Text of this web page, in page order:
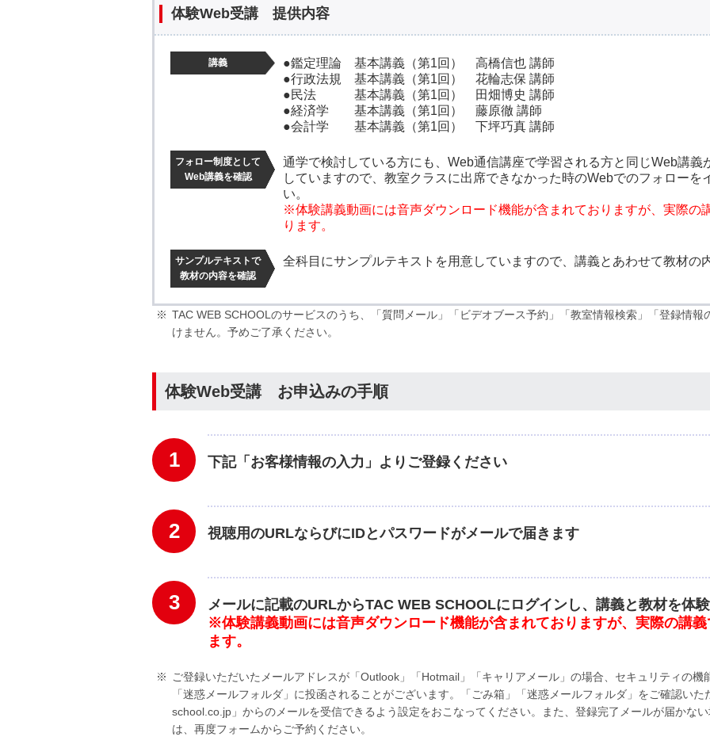
体験Web受講 提供内容
講義
●鑑定理論 基本講義（第1回） 高橋信也 講師
●行政法規 基本講義（第1回） 花輪志保 講師
●民法 基本講義（第1回） 田畑博史 講師
●経済学 基本講義（第1回） 藤原徹 講師
●会計学 基本講義（第1回） 下坪巧真 講師
フォロー制度として
Web講義を確認
通学で検討している方にも、Web通信講座で学習される方と同じWeb講義
していますので、教室クラスに出席できなかった時のWebでのフォローを
い。
※体験講義動画には音声ダウンロード機能が含まれておりますが、実際の
ります。
サンプルテキストで
教材の内容を確認
全科目にサンプルテキストを用意していますので、講義とあわせて教材の
TAC WEB SCHOOLのサービスのうち、「質問メール」「ビデオブース予約」「教室情報検索」「登録情
けません。予めご了承ください。
体験Web受講 お申込みの手順
1 下記「お客様情報の入力」よりご登録ください
2 視聴用のURLならびにIDとパスワードがメールで届きます
3
メールに記載のURLからTAC WEB SCHOOLにログインし、講義と教材を体
※体験講義動画には音声ダウンロード機能が含まれておりますが、実際の講
ます。
ご登録いただいたメールアドレスが「Outlook」「Hotmail」「キャリアメール」の場合、セキュリティの
「迷惑メールフォルダ」に投函されることがございます。「ごみ箱」「迷惑メールフォルダ」をご確認い
school.co.jp」からのメールを受信できるよう設定をおこなってください。また、登録完了メールが届かな
は、再度フォームからご予約ください。